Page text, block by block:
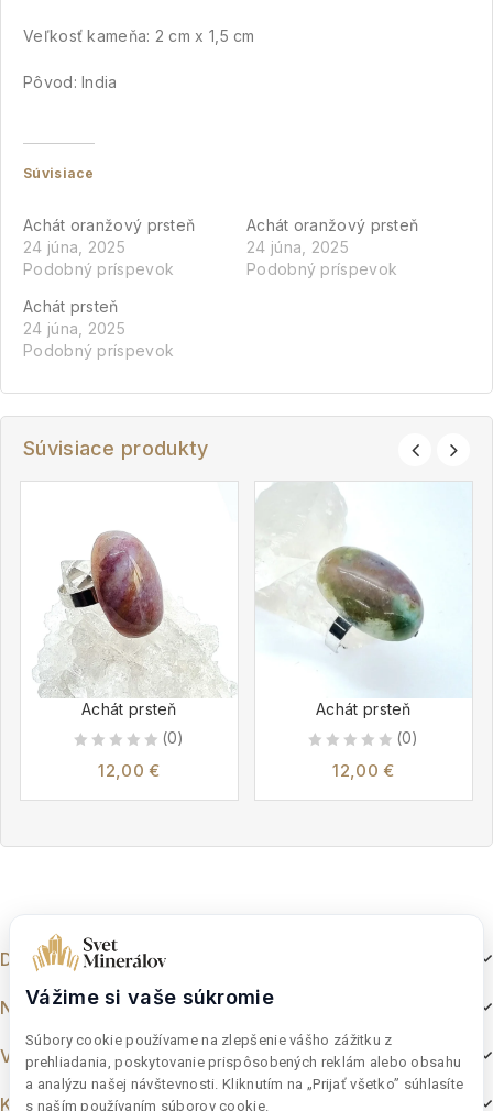
Veľkosť kameňa: 2 cm x 1,5 cm
Pôvod: India
Súvisiace
Achát oranžový prsteň
24 júna, 2025
Podobný príspevok
Achát oranžový prsteň
24 júna, 2025
Podobný príspevok
Achát prsteň
24 júna, 2025
Podobný príspevok
Súvisiace produkty
Achát prsteň
(0)
12,00 €
Achát prsteň
(0)
12,00 €
Dokumenty
Nakupovanie
Výber z e-shopu
Kontakt
Vážime si vaše súkromie
Súbory cookie používame na zlepšenie vášho zážitku z
prehliadania, poskytovanie prispôsobených reklám alebo obsahu
a analýzu našej návštevnosti. Kliknutím na „Prijať všetko” súhlasíte
s naším používaním súborov cookie.